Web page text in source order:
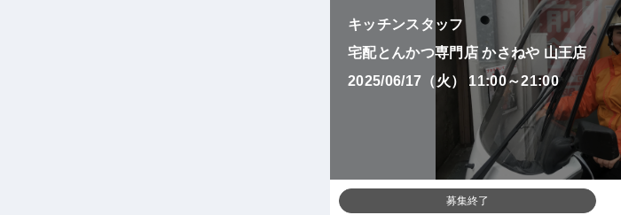
キッチンスタッフ
宅配とんかつ専門店 かさねや 山王店
2025/06/17（火） 11:00～21:00
募集終了